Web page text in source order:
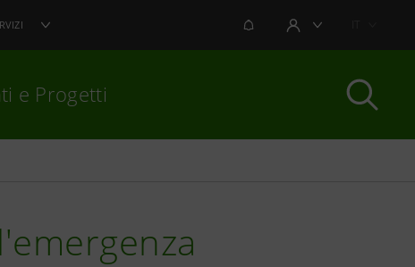
NOTIFICHEAREA UTENTE
e Progetti